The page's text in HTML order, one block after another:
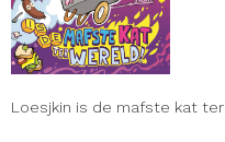
Loesjkin is de mafste kat ter